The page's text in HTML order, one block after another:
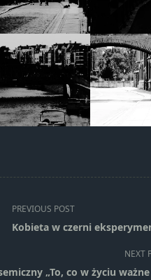
PREVIOUS POST
Kobieta w czerni
NEXT
„To, co w życiu ważne